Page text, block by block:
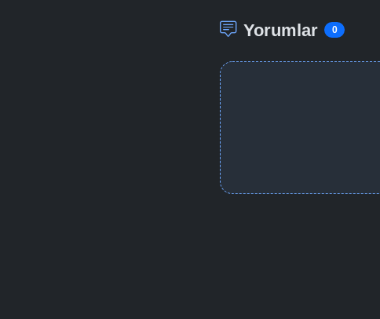
Yorumlar 0